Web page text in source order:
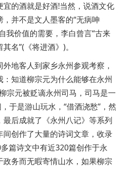
的酒就是好酒!当然，说酒文化
并不是文人墨客的“无病呻
我价值的需要，李白曾言“古来
名”(《将进酒》)。
地客人到家乡永州参观考察，
知道柳宗元为什么能够在永州
宗元被贬谪永州司马，司马是一
于是游山玩水，“借酒浇愁”，然
后成就了《永州八记》等系列
创作了大量的诗词文章，收录
篇诗文中有近320篇创作于永
务而无暇寄情山水，如果柳宗